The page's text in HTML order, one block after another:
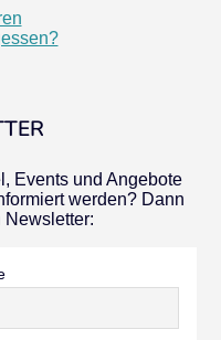
Events und Angebote
werden? Dann